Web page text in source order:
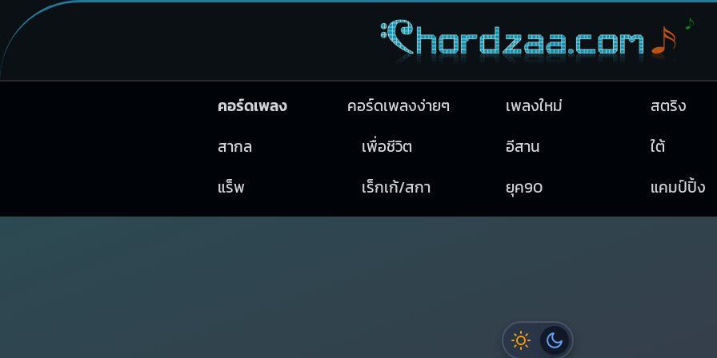
คอร์ดเพลง คอร์ดเพลงง่ายๆ เพลงใหม่
สตริง
สากล
เพื่อชีวิต อีสาน
ใต้
แร็พ
เร็กเก้/สกา ยุค90 แคมป์ปิ้ง